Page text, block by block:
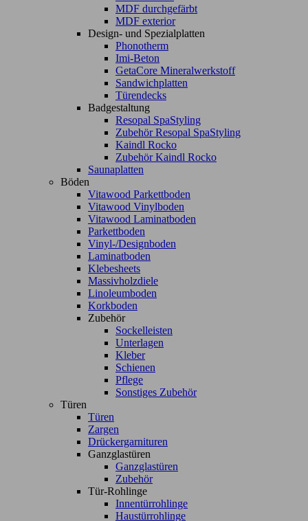
MDF durchgefärbt
MDF exterior
Design- und Spezialplatten
Phonotherm
Imi-Beton
GetaCore Mineralwerkstoff
Sandwichplatten
Türendecks
Badgestaltung
Resopal SpaStyling
Zubehör Resopal SpaStyling
Kaindl Rocko
Zubehör Kaindl Rocko
Saunaplatten
Böden
Vitawood Parkettboden
Vitawood Vinylboden
Vitawood Laminatboden
Parkettboden
Vinyl-/Designboden
Laminatboden
Klebesheets
Massivholzdiele
Linoleumboden
Korkboden
Zubehör
Sockelleisten
Unterlagen
Kleber
Schienen
Pflege
Sonstiges Zubehör
Türen
Türen
Zargen
Drückergarnituren
Ganzglastüren
Ganzglastüren
Zubehör
Tür-Rohlinge
Innentürrohlinge
Haustürrohlinge